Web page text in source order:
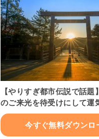
【やりすぎ都市伝説で話題
のご来光を待受けにして運
今すぐ無料ダウンロ